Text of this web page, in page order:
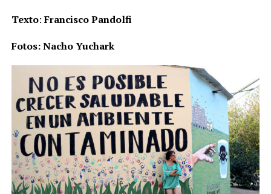
Texto:Francisco Pandolfi
Fotos: Nacho Yuchark